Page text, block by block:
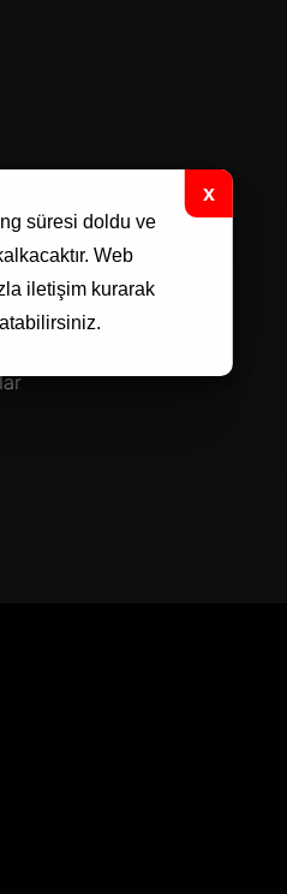
süresi doldu ve
Web
iletişim kurarak